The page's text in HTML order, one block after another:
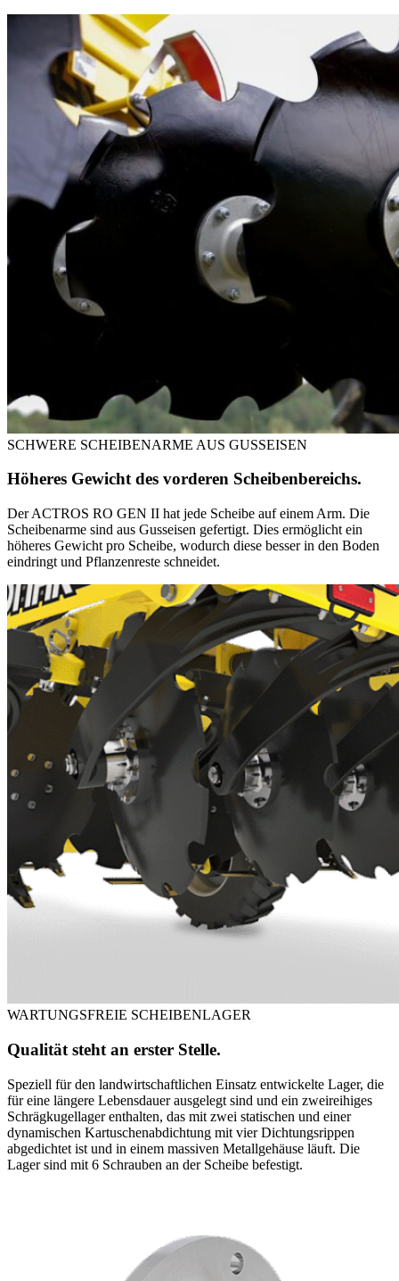
SCHWERE SCHEIBENARME AUS GUSSEISEN
Höheres Gewicht des vorderen Scheibenbereichs.
Der ACTROS RO GEN II hat jede Scheibe auf einem Arm. Die
Scheibenarme sind aus Gusseisen gefertigt. Dies ermöglicht ein
höheres Gewicht pro Scheibe, wodurch diese besser in den Boden
eindringt und Pflanzenreste schneidet.
WARTUNGSFREIE SCHEIBENLAGER
Qualität steht an erster Stelle.
Speziell für den landwirtschaftlichen Einsatz entwickelte Lager, die
für eine längere Lebensdauer ausgelegt sind und ein zweireihiges
Schrägkugellager enthalten, das mit zwei statischen und einer
dynamischen Kartuschenabdichtung mit vier Dichtungsrippen
abgedichtet ist und in einem massiven Metallgehäuse läuft. Die
Lager sind mit 6 Schrauben an der Scheibe befestigt.